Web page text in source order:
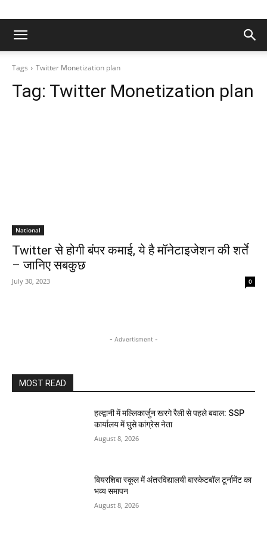
Tags Twitter Monetization plan
Tag: Twitter Monetization plan
National
Twitter से होगी बंपर कमाई, ये है मॉनेटाइजेशन की शर्ते
– जानिए सबकुछ
July 30, 2023 0
- Advertisment -
MOST READ
हल्द्वानी में मल्लिकार्जुन खरगे रैली से पहले बवाल: SSP
कार्यालय में घुसे कांग्रेस नेता
August 8, 2026
बियरशिबा स्कूल में अंतरविद्यालयी बास्केटबॉल टूर्नामेंट का
भव्य समापन
August 8, 2026